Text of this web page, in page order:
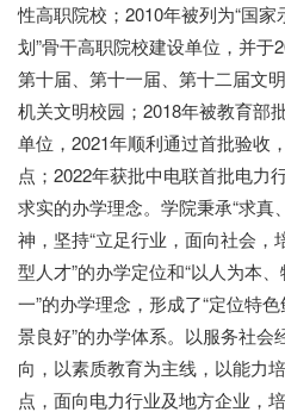
性高职院校；2010年被列为“国
划”骨干高职院校建设单位，并于
第十届、第十一届、第十二届文
机关文明校园；2018年被教育部
单位，2021年顺利通过首批验收
点；2022年获批中电联首批电力
求实的办学理念。学院秉承“求真
神，坚持“立足行业，面向社会
型人才”的办学定位和“以人为本
一”的办学理念，形成了“定位特
景良好”的办学体系。以服务社
向，以素质教育为主线，以能力
点，面向电力行业及地方企业，